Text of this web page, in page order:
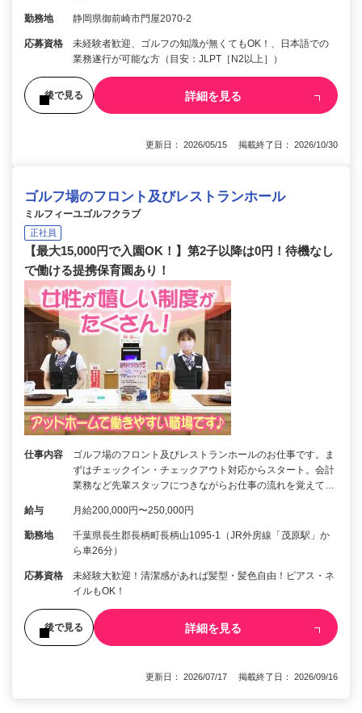
勤務地 静岡県御前崎市門屋2070-2
応募資格
未経験者歓迎、ゴルフの知識が無くてもOK！、日本語での
業務遂行が可能な方（目安：JLPT［N2以上］）
後で見る 詳細を見る
更新日： 2026/05/15 掲載終了日： 2026/10/30
ゴルフ場のフロント及びレストランホール
ミルフィーユゴルフクラブ
正社員
【最大15,000円で入園OK！】第2子以降は0円！待機なし
で働ける提携保育園あり！
仕事内容
ゴルフ場のフロント及びレストランホールのお仕事です。ま
ずはチェックイン・チェックアウト対応からスタート。会計
業務など先輩スタッフにつきながらお仕事の流れを覚えて…
給与 月給200,000円〜250,000円
勤務地
千葉県長生郡長柄町長柄山1095-1（JR外房線「茂原駅」か
ら車26分）
応募資格
未経験大歓迎！清潔感があれば髪型・髪色自由！ピアス・ネ
イルもOK！
後で見る 詳細を見る
更新日： 2026/07/17 掲載終了日： 2026/09/16